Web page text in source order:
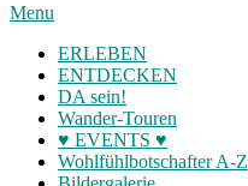
Menu
ERLEBEN
ENTDECKEN
DA sein!
Wander-Touren
♥ EVENTS ♥
Wohlfühlbotschafter A-Z